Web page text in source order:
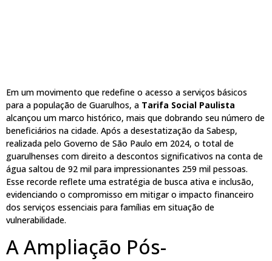
Em um movimento que redefine o acesso a serviços básicos
para a população de Guarulhos, a Tarifa Social Paulista
alcançou um marco histórico, mais que dobrando seu número de
beneficiários na cidade. Após a desestatização da Sabesp,
realizada pelo Governo de São Paulo em 2024, o total de
guarulhenses com direito a descontos significativos na conta de
água saltou de 92 mil para impressionantes 259 mil pessoas.
Esse recorde reflete uma estratégia de busca ativa e inclusão,
evidenciando o compromisso em mitigar o impacto financeiro
dos serviços essenciais para famílias em situação de
vulnerabilidade.
A Ampliação Pós-